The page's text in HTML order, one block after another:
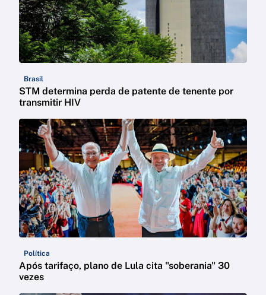
Brasil
STM determina perda de patente de tenente por
transmitir HIV
Política
Após tarifaço, plano de Lula cita "soberania" 30
vezes